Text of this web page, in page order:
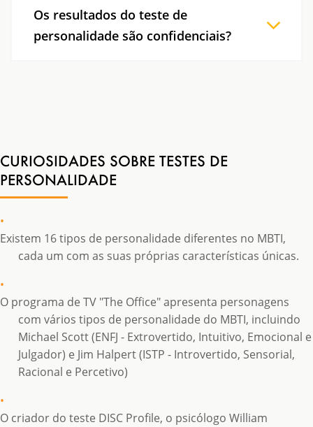
insights valiosos sobre os seus traços de
competências interpessoais e preferências.
Os resultados do teste de
personalidade são confidenciais?
CURIOSIDADES SOBRE TESTES DE
PERSONALIDADE
Existem 16 tipos de personalidade diferentes no MBTI,
cada um com as suas próprias características únicas.
O programa de TV "The Office" apresenta personagens
com vários tipos de personalidade do MBTI, incluindo
Michael Scott (ENFJ - Extrovertido, Intuitivo, Emocional e
Julgador) e Jim Halpert (ISTP - Introvertido, Sensorial,
Racional e Percetivo)
O criador do teste DISC Profile, o psicólogo William